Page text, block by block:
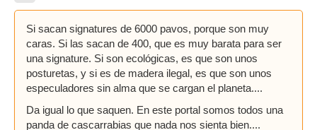
Si sacan signatures de 6000 pavos, porque son muy
caras. Si las sacan de 400, que es muy barata para ser
una signature. Si son ecológicas, es que son unos
posturetas, y si es de madera ilegal, es que son unos
especuladores sin alma que se cargan el planeta....
Da igual lo que saquen. En este portal somos todos una
panda de cascarrabias que nada nos sienta bien....